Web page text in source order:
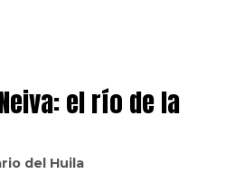
el río de la
del Huila